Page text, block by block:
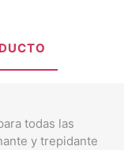
todas las
y trepidante